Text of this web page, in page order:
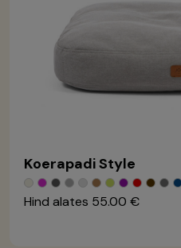
Koerapadi Style
Hind alates 55.00 €